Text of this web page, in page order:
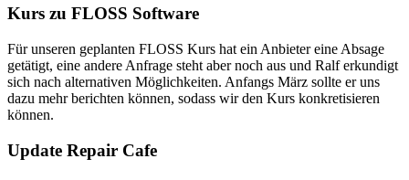
Kurs zu FLOSS Software
Für unseren geplanten FLOSS Kurs hat ein Anbieter eine Absage
getätigt, eine andere Anfrage steht aber noch aus und Ralf erkundigt
sich nach alternativen Möglichkeiten. Anfangs März sollte er uns
dazu mehr berichten können, sodass wir den Kurs konkretisieren
können.
Update Repair Cafe